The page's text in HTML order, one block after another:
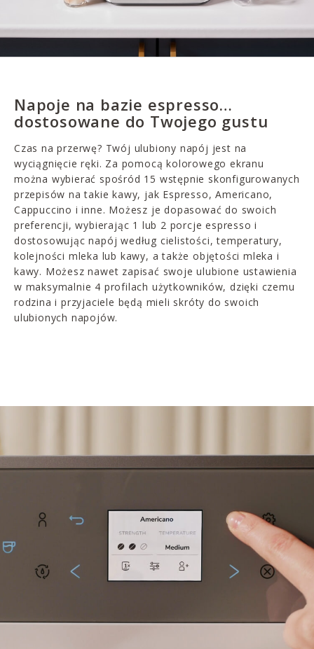
Napoje na bazie espresso…
dostosowane do Twojego gustu
Czas na przerwę? Twój ulubiony napój jest na
wyciągnięcie ręki. Za pomocą kolorowego ekranu
można wybierać spośród 15 wstępnie skonfigurowanych
przepisów na takie kawy, jak Espresso, Americano,
Cappuccino i inne. Możesz je dopasować do swoich
preferencji, wybierając 1 lub 2 porcje espresso i
dostosowując napój według cielistości, temperatury,
kolejności mleka lub kawy, a także objętości mleka i
kawy. Możesz nawet zapisać swoje ulubione ustawienia
w maksymalnie 4 profilach użytkowników, dzięki czemu
rodzina i przyjaciele będą mieli skróty do swoich
ulubionych napojów.